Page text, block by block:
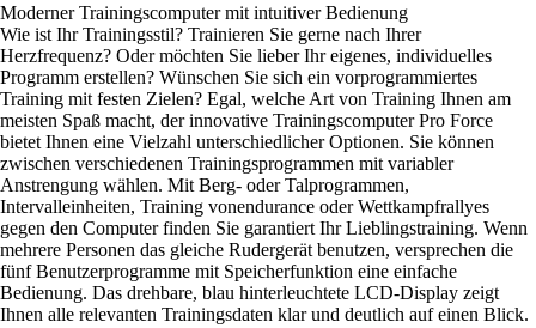
Moderner Trainingscomputer mit intuitiver Bedienung
Wie ist Ihr Trainingsstil? Trainieren Sie gerne nach Ihrer
Herzfrequenz? Oder möchten Sie lieber Ihr eigenes, individuelles
Programm erstellen? Wünschen Sie sich ein vorprogrammiertes
Training mit festen Zielen? Egal, welche Art von Training Ihnen am
meisten Spaß macht, der innovative Trainingscomputer Pro Force
bietet Ihnen eine Vielzahl unterschiedlicher Optionen. Sie können
zwischen verschiedenen Trainingsprogrammen mit variabler
Anstrengung wählen. Mit Berg- oder Talprogrammen,
Intervalleinheiten, Training vonendurance oder Wettkampfrallyes
gegen den Computer finden Sie garantiert Ihr Lieblingstraining. Wenn
mehrere Personen das gleiche Rudergerät benutzen, versprechen die
fünf Benutzerprogramme mit Speicherfunktion eine einfache
Bedienung. Das drehbare, blau hinterleuchtete LCD-Display zeigt
Ihnen alle relevanten Trainingsdaten klar und deutlich auf einen Blick.